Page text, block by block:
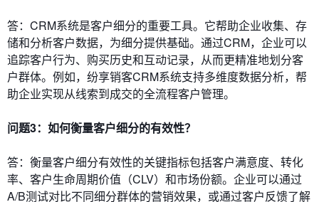
答：CRM系统是客户细分的重要工具。它帮助企业收集、存
储和分析客户数据，为细分提供基础。通过CRM，企业可以
追踪客户行为、购买历史和互动记录，从而更精准地划分客
户群体。例如，纷享销客CRM系统支持多维度数据分析，帮
助企业实现从线索到成交的全流程客户管理。
问题3：如何衡量客户细分的有效性？
答：衡量客户细分有效性的关键指标包括客户满意度、转化
率、客户生命周期价值（CLV）和市场份额。企业可以通过
A/B测试对比不同细分群体的营销效果，或通过客户反馈了解